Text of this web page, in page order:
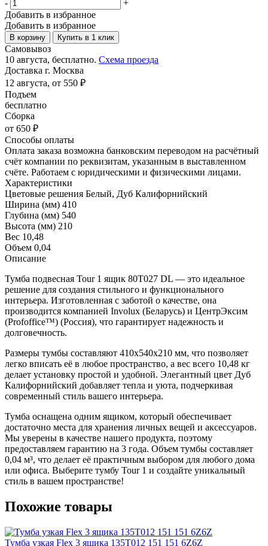
-
+
Добавить в избранное
Добавить в избранное
В корзину Купить в 1 клик
Самовывоз
10 августа, бесплатно. Схема проезда
Доставка г. Москва
12 августа, от 550 ₽
Подъем
бесплатно
Сборка
от 650 ₽
Способы оплаты
Оплата заказа возможна банковским переводом на расчётный
счёт компании по реквизитам, указанным в выставленном
счёте. Работаем с юридическими и физическими лицами.
Характеристики
Цветовые решения Белый, Дуб Калифорнийский
Ширина (мм) 410
Глубина (мм) 540
Высота (мм) 210
Вес 10,48
Объем 0,04
Описание
Тумба подвесная Tour 1 ящик 80T027 DL — это идеальное
решение для создания стильного и функционального
интерьера. Изготовленная с заботой о качестве, она
производится компанией Involux (Беларусь) и ЦентрЭксим
(Profoffice™) (Россия), что гарантирует надежность и
долговечность.
Размеры тумбы составляют 410x540x210 мм, что позволяет
легко вписать её в любое пространство, а вес всего 10,48 кг
делает установку простой и удобной. Элегантный цвет Дуб
Калифорнийский добавляет тепла и уюта, подчеркивая
современный стиль вашего интерьера.
Тумба оснащена одним ящиком, который обеспечивает
достаточно места для хранения личных вещей и аксессуаров.
Мы уверены в качестве нашего продукта, поэтому
предоставляем гарантию на 3 года. Объем тумбы составляет
0,04 м³, что делает её практичным выбором для любого дома
или офиса. Выберите тумбу Tour 1 и создайте уникальный
стиль в вашем пространстве!
Похожие товары
Тумба узкая Flex 3 ящика 135T012 151 151 6Z6Z